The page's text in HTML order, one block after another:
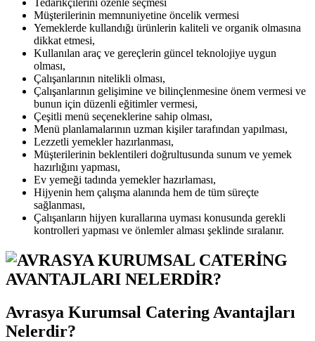
Tedarikçilerini özenle seçmesi
Müşterilerinin memnuniyetine öncelik vermesi
Yemeklerde kullandığı ürünlerin kaliteli ve organik olmasına
dikkat etmesi,
Kullanılan araç ve gereçlerin güncel teknolojiye uygun
olması,
Çalışanlarının nitelikli olması,
Çalışanlarının gelişimine ve bilinçlenmesine önem vermesi ve
bunun için düzenli eğitimler vermesi,
Çeşitli menü seçeneklerine sahip olması,
Menü planlamalarının uzman kişiler tarafından yapılması,
Lezzetli yemekler hazırlanması,
Müşterilerinin beklentileri doğrultusunda sunum ve yemek
hazırlığını yapması,
Ev yemeği tadında yemekler hazırlaması,
Hijyenin hem çalışma alanında hem de tüm süreçte
sağlanması,
Çalışanların hijyen kurallarına uyması konusunda gerekli
kontrolleri yapması ve önlemler alması şeklinde sıralanır.
Avrasya Kurumsal Catering Avantajları
Nelerdir?